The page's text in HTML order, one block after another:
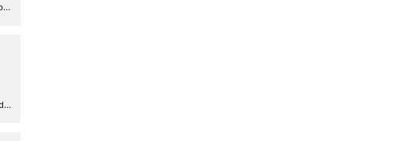
stellaluna, de punt (drenthe)
stichting philadelphia zorg, den haag